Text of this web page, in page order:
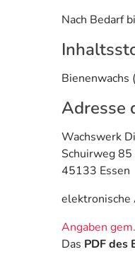
Nach Bedarf
Bienenwachs
Adresse
Wachswerk
Schuirweg 85
45133 Essen
elektronische
Angaben
Das PDF des